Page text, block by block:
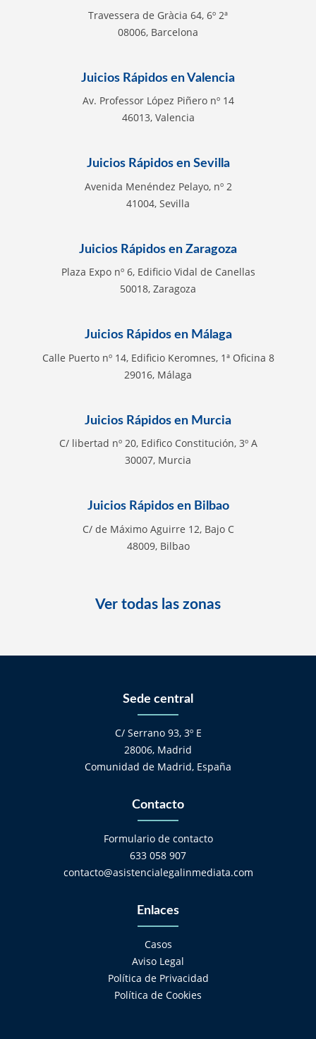
Travessera de Gràcia 64, 6º 2ª
08006, Barcelona
Juicios Rápidos en Valencia
Av. Professor López Piñero nº 14
46013, Valencia
Juicios Rápidos en Sevilla
Avenida Menéndez Pelayo, nº 2
41004, Sevilla
Juicios Rápidos en Zaragoza
Plaza Expo nº 6, Edificio Vidal de Canellas
50018, Zaragoza
Juicios Rápidos en Málaga
Calle Puerto nº 14, Edificio Keromnes, 1ª Oficina 8
29016, Málaga
Juicios Rápidos en Murcia
C/ libertad nº 20, Edifico Constitución, 3º A
30007, Murcia
Juicios Rápidos en Bilbao
C/ de Máximo Aguirre 12, Bajo C
48009, Bilbao
Ver todas las zonas
Sede central
C/ Serrano 93, 3º E
28006, Madrid
Comunidad de Madrid, España
Contacto
Formulario de contacto
633 058 907
contacto@asistencialegalinmediata.com
Enlaces
Casos
Aviso Legal
Política de Privacidad
Política de Cookies